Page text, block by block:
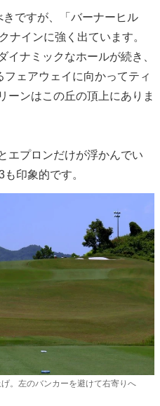
ですが、「バーナーヒル
ナインに強く出ています。
イナミックなホールが続き、
ェアウェイに向かってティ
ーンはこの丘の頂上にありま
エプロンだけが浮かんでい
印象的です。
。左のバンカーを避けて右寄りへ